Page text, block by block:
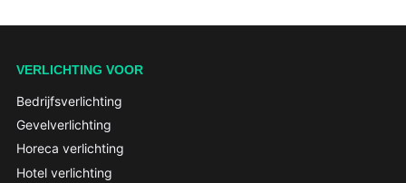
VERLICHTING VOOR
Bedrijfsverlichting
Gevelverlichting
Horeca verlichting
Hotel verlichting